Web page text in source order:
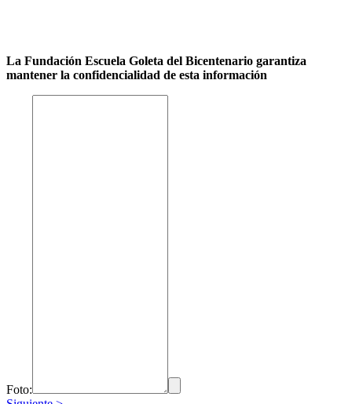
La Fundación Escuela Goleta del Bicentenario garantiza
mantener la confidencialidad de esta información
Foto: